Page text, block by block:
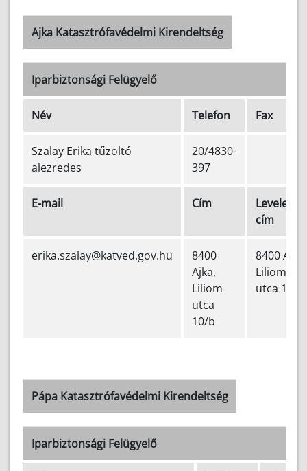
Ajka Katasztrófavédelmi Kirendeltség
Iparbiztonsági Felügyelő
Név Telefon Fax
Szalay Erika tűzoltó
alezredes
20/4830-
397
E-mail Cím
Levelezési
cím
erika.szalay@katved.gov.hu
8400
Ajka,
Liliom
utca
10/b
8400 Ajka,
Liliom
utca 10/b
Pápa Katasztrófavédelmi Kirendeltség
Iparbiztonsági Felügyelő